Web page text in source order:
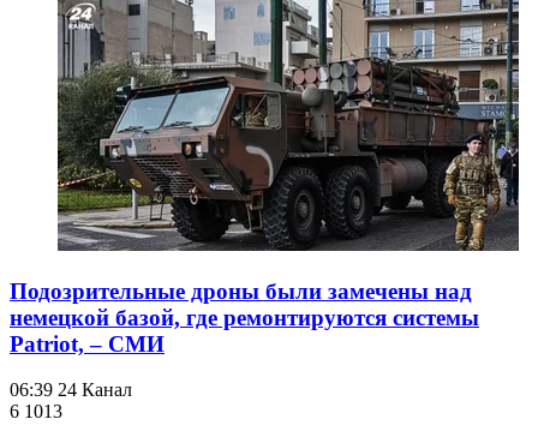
Подозрительные дроны были замечены над
немецкой базой, где ремонтируются системы
Patriot, – СМИ
06:39 24 Канал
6 1013